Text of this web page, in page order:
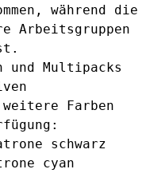
während die
Arbeitsgruppen
Multipacks
weitere Farben
schwarz
cyan